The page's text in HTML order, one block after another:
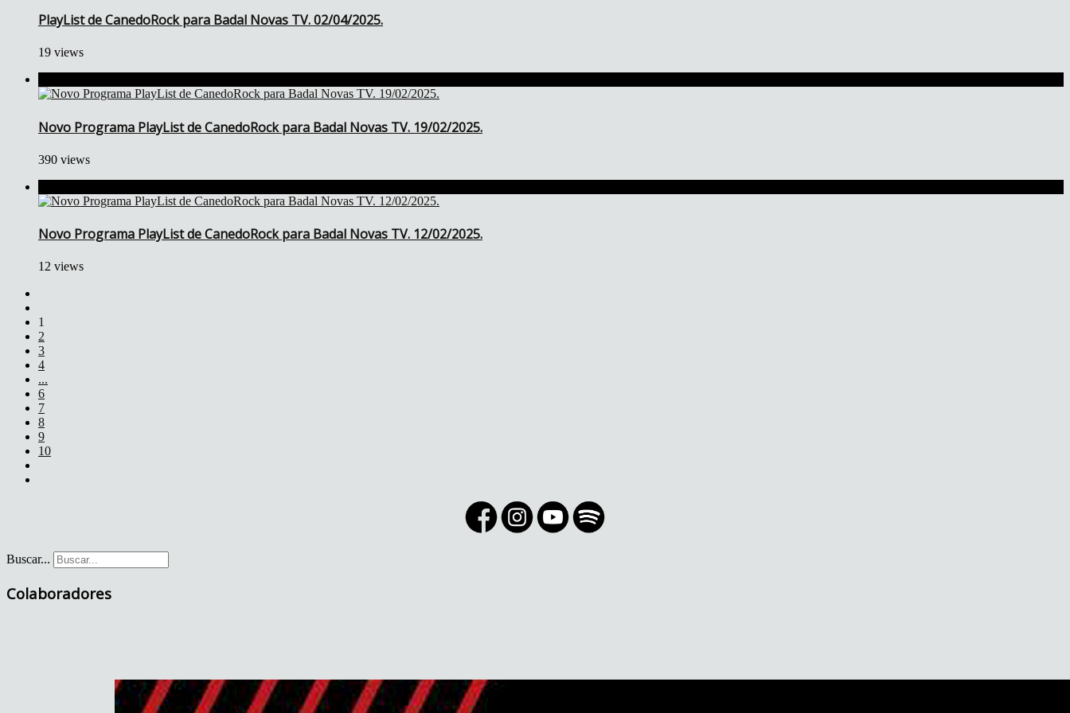
PlayList de CanedoRock para Badal Novas TV. 02/04/2025.
19 views
Novo Programa PlayList de CanedoRock para Badal Novas TV. 19/02/2025.
390 views
Novo Programa PlayList de CanedoRock para Badal Novas TV. 12/02/2025.
12 views
1
2
3
4
...
6
7
8
9
10
Buscar...
Colaboradores